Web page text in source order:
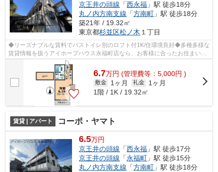
京王井の頭線 「西永福 」駅 徒歩18分
丸ノ内方南支線 「方南町 」駅 徒歩18分
築21年 / 19.32㎡
東京都杉並区松ノ木 １丁目
◆リーズナブルな賃料でバストイレ別のロフト付1K/住環境良好◆多種多様な
賃貸情報を扱うアイホープハウス永福町店なら、お客様に合ったお住まいが
きっと見つかります。お電話03-3327-77...
6.7万円 (管理費等：5,000円 )
敷金 1ヶ月 礼金
1ヶ月
1階 / 1K / 19.32㎡
賃貸 | アパート コーポ・ヤマト
6.5万円
京王井の頭線 「西永福 」駅 徒歩17分
京王井の頭線 「永福町 」駅 徒歩15分
丸ノ内方南支線 「方南町 」駅 徒歩18分